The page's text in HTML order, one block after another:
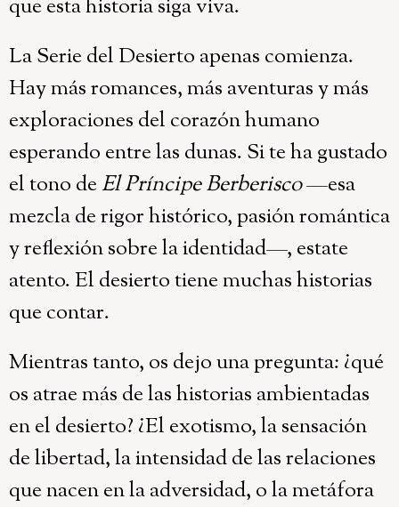
que esta historia siga viva.
La Serie del Desierto apenas comienza.
Hay más romances, más aventuras y más
exploraciones del corazón humano
esperando entre las dunas. Si te ha gustado
el tono de El Príncipe Berberisco—esa
mezcla de rigor histórico, pasión romántica
y reflexión sobre la identidad—, estate
atento. El desierto tiene muchas historias
que contar.
Mientras tanto, os dejo una pregunta: ¿qué
os atrae más de las historias ambientadas
en el desierto? ¿El exotismo, la sensación
de libertad, la intensidad de las relaciones
que nacen en la adversidad, o la metáfora